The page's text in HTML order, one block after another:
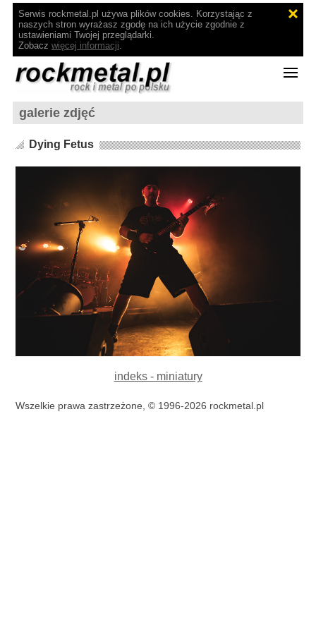
Serwis rockmetal.pl używa plików cookies. Korzystając z
naszych stron wyrażasz zgodę na ich użycie zgodnie z
ustawieniami Twojej przeglądarki.
Zobacz więcej informacji.
galerie zdjęć
Dying Fetus
indeks - miniatury
Wszelkie prawa zastrzeżone, © 1996-2026 rockmetal.pl